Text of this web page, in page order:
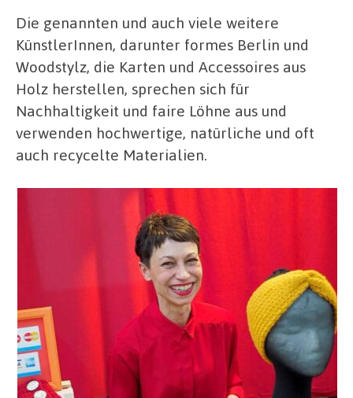
Die genannten und auch viele weitere
KünstlerInnen, darunter formes Berlin und
Woodstylz, die Karten und Accessoires aus
Holz herstellen, sprechen sich für
Nachhaltigkeit und faire Löhne aus und
verwenden hochwertige, natürliche und oft
auch recycelte Materialien.